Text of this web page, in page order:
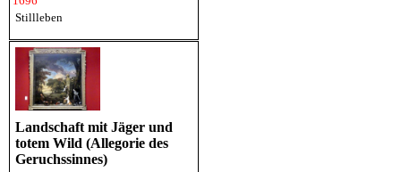
Stillleben
Landschaft mit Jäger und
totem Wild (Allegorie des
Geruchssinnes)